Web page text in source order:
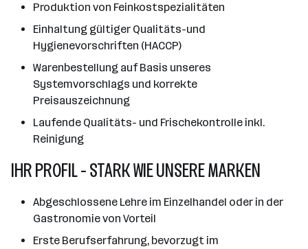
Produktion von Feinkostspezialitäten
Einhaltung gültiger Qualitäts-und
Hygienevorschriften (HACCP)
Warenbestellung auf Basis unseres
Systemvorschlags und korrekte
Preisauszeichnung
Laufende Qualitäts- und Frischekontrolle inkl.
Reinigung
IHR PROFIL - STARK WIE UNSERE MARKEN
Abgeschlossene Lehre im Einzelhandel oder in der
Gastronomie von Vorteil
Erste Berufserfahrung, bevorzugt im